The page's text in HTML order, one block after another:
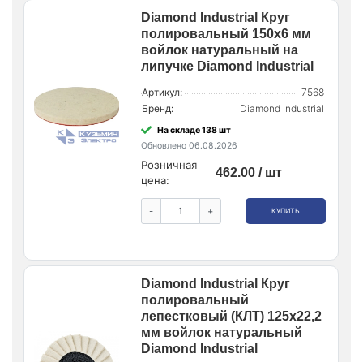
Diamond Industrial Круг
полировальный 150х6 мм
войлок натуральный на
липучке Diamond Industrial
Артикул:
7568
Бренд:
Diamond Industrial
На складе 138 шт
Обновлено 06.08.2026
Розничная
цена:
462.00 / шт
- + КУПИТЬ
Diamond Industrial Круг
полировальный
лепестковый (КЛТ) 125х22,2
мм войлок натуральный
Diamond Industrial